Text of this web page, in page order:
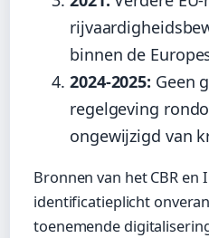
binnen de
2024-2025: Geen
regelgeving
ongewijzigd van
Bronnen van het CBR en
identificatieplicht
toenemende